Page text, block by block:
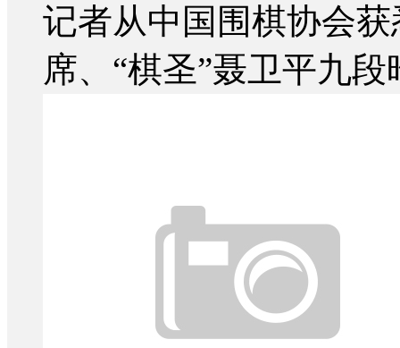
记者从中国围棋协会
席、“棋圣”聂卫平九